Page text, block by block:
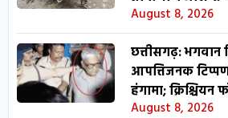
August 8, 2026
छत्तीसगढ़:
आपत्तिजनक
हंगामा;
August 8, 2026